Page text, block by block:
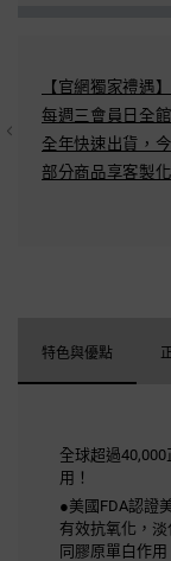
【官網獨家禮遇】
每週三會員日全
全年快速出貨，
部分商品享客製
特色與優點
全球超過
用！
●美國FDA認證
有效抗氧化，
同膠原單白作用